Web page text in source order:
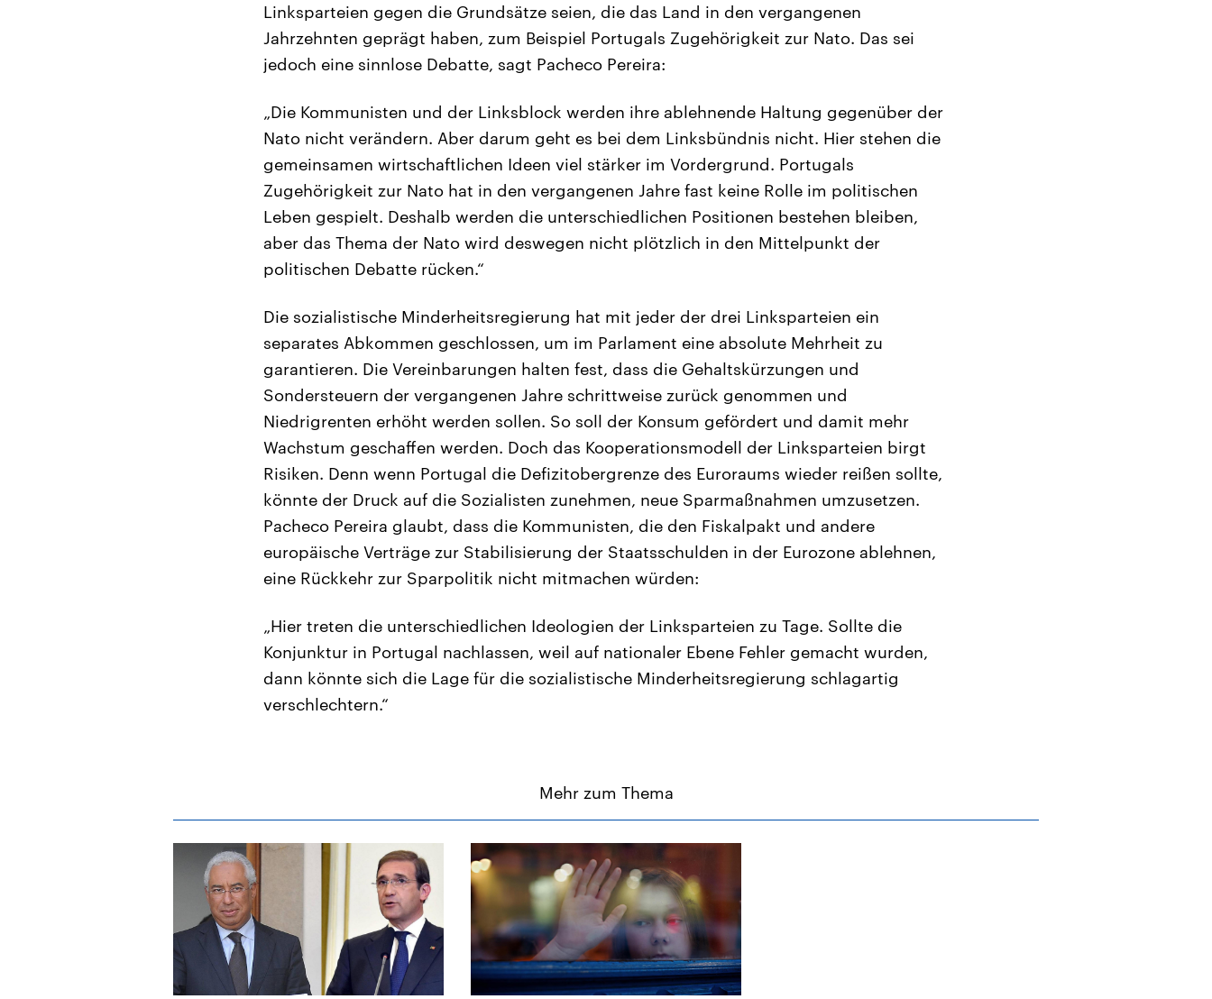
Linksparteien gegen die Grundsätze seien, die das Land in den vergangenen
Jahrzehnten geprägt haben, zum Beispiel Portugals Zugehörigkeit zur Nato. Das sei
jedoch eine sinnlose Debatte, sagt Pacheco Pereira:
„Die Kommunisten und der Linksblock werden ihre ablehnende Haltung gegenüber der
Nato nicht verändern. Aber darum geht es bei dem Linksbündnis nicht. Hier stehen die
gemeinsamen wirtschaftlichen Ideen viel stärker im Vordergrund. Portugals
Zugehörigkeit zur Nato hat in den vergangenen Jahre fast keine Rolle im politischen
Leben gespielt. Deshalb werden die unterschiedlichen Positionen bestehen bleiben,
aber das Thema der Nato wird deswegen nicht plötzlich in den Mittelpunkt der
politischen Debatte rücken.“
Die sozialistische Minderheitsregierung hat mit jeder der drei Linksparteien ein
separates Abkommen geschlossen, um im Parlament eine absolute Mehrheit zu
garantieren. Die Vereinbarungen halten fest, dass die Gehaltskürzungen und
Sondersteuern der vergangenen Jahre schrittweise zurück genommen und
Niedrigrenten erhöht werden sollen. So soll der Konsum gefördert und damit mehr
Wachstum geschaffen werden. Doch das Kooperationsmodell der Linksparteien birgt
Risiken. Denn wenn Portugal die Defizitobergrenze des Euroraums wieder reißen sollte,
könnte der Druck auf die Sozialisten zunehmen, neue Sparmaßnahmen umzusetzen.
Pacheco Pereira glaubt, dass die Kommunisten, die den Fiskalpakt und andere
europäische Verträge zur Stabilisierung der Staatsschulden in der Eurozone ablehnen,
eine Rückkehr zur Sparpolitik nicht mitmachen würden:
„Hier treten die unterschiedlichen Ideologien der Linksparteien zu Tage. Sollte die
Konjunktur in Portugal nachlassen, weil auf nationaler Ebene Fehler gemacht wurden,
dann könnte sich die Lage für die sozialistische Minderheitsregierung schlagartig
verschlechtern.“
Mehr zum Thema